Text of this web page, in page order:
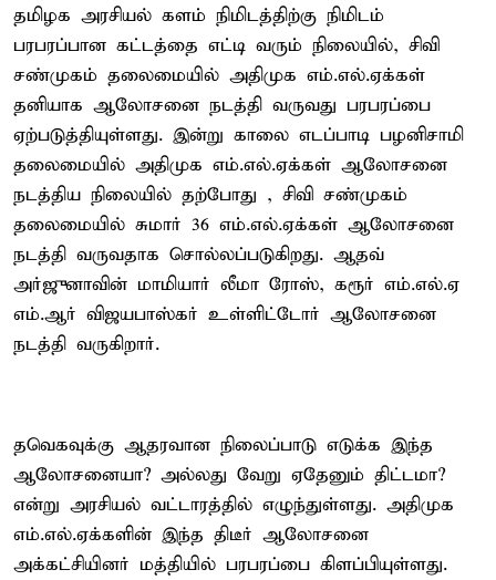
தமிழக அரசியல் களம் நிமிடத்திற்கு நிமிடம்
பரபரப்பான கட்டத்தை எட்டி வரும் நிலையில், சிவி
சண்முகம் தலைமையில் அதிமுக எம்.எல்.ஏக்கள்
தனியாக ஆலோசனை நடத்தி வருவது பரபரப்பை
ஏற்படுத்தியுள்ளது. இன்று காலை எடப்பாடி பழனிசாமி
தலைமையில் அதிமுக எம்.எல்.ஏக்கள் ஆலோசனை
நடத்திய நிலையில் தற்போது , சிவி சண்முகம்
தலைமையில் சுமார் 36 எம்.எல்.ஏக்கள் ஆலோசனை
நடத்தி வருவதாக சொல்லப்படுகிறது. ஆதவ்
அர்ஜுனாவின் மாமியார் லீமா ரோஸ், கரூர் எம்.எல்.ஏ
எம்.ஆர் விஜயபாஸ்கர் உள்ளிட்டோர் ஆலோசனை
நடத்தி வருகிறார்.
தவெகவுக்கு ஆதரவான நிலைப்பாடு எடுக்க இந்த
ஆலோசனையா? அல்லது வேறு ஏதேனும் திட்டமா?
என்று அரசியல் வட்டாரத்தில் எழுந்துள்ளது. அதிமுக
எம்.எல்.ஏக்களின் இந்த திடீர் ஆலோசனை
அக்கட்சியினர் மத்தியில் பரபரப்பை கிளப்பியுள்ளது.